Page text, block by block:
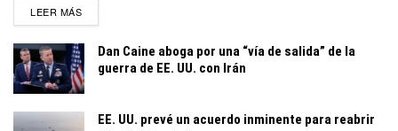
LEER MÁSDETAILS
Dan Caine aboga por una “vía de salida” de la
guerra de EE. UU. con Irán
EE. UU. prevé un acuerdo inminente para reabrir